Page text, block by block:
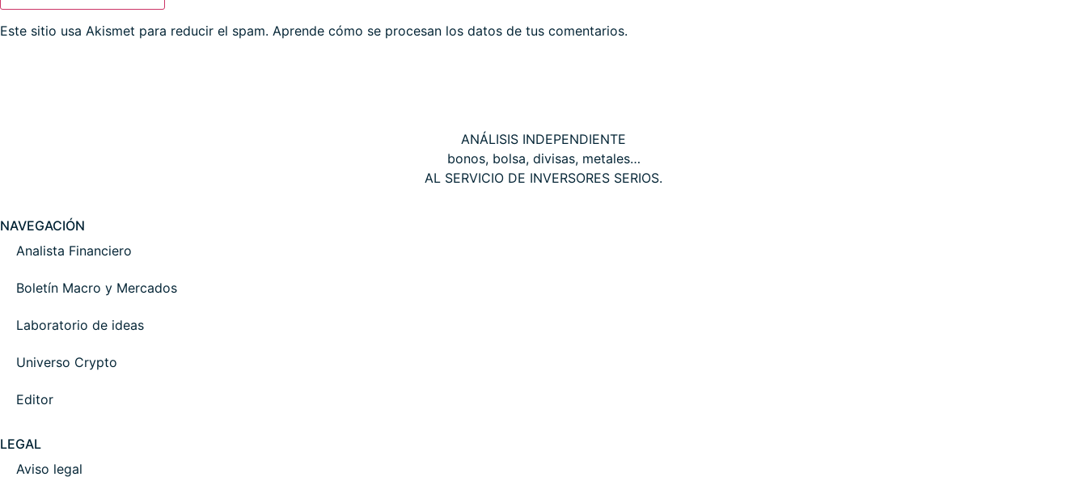
Este sitio usa Akismet para reducir el spam. Aprende cómo se procesan los datos de tus comentarios.
ANÁLISIS INDEPENDIENTE
bonos, bolsa, divisas, metales…
AL SERVICIO DE INVERSORES SERIOS.
NAVEGACIÓN
Analista Financiero
Boletín Macro y Mercados
Laboratorio de ideas
Universo Crypto
Editor
LEGAL
Aviso legal